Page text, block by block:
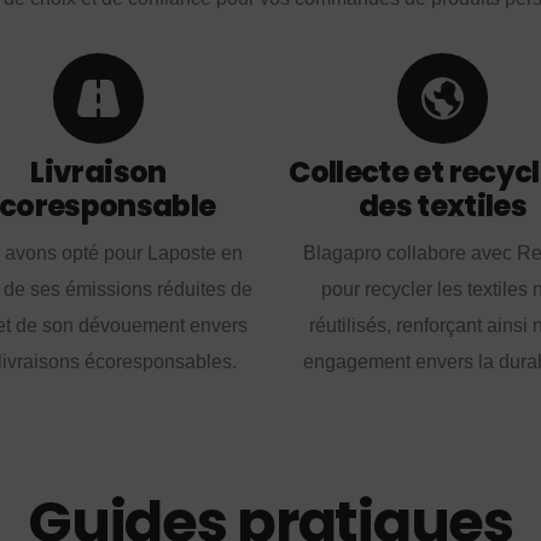
Livraison
opté pour Laposte en
ses émissions réduites de
de son dévouement envers
écoresponsables.
Collecte et
des textiles
Blagapro collabore avec
pour recycler les textiles
réutilisés, renforçant ainsi
engagement envers la
Guides pratiques